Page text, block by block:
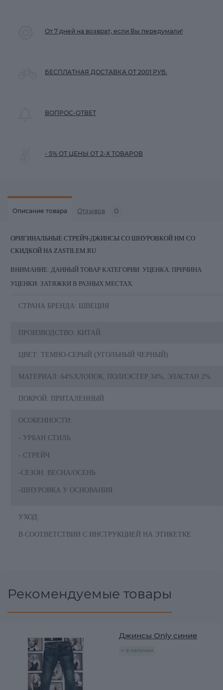
От 7 дней на возврат, если Вы передумали!
БЕСПЛАТНАЯ ДОСТАВКА ОТ 2001 РУБ.
ВОПРОС-ОТВЕТ
- 5% ОТ ЦЕНЫ ОТ 2-Х ТОВАРОВ
Описание товара Отзывов 0
ОРИГИНАЛЬНЫЕ СТРЕЙЧ-ДЖИНСЫ СО ШНУРОВКОЙ HM СО
СКИДКОЙ НА ZASTILEM.RU
ВНИМАНИЕ: ДАННЫЙ ТОВАР КАТЕГОРИИ УЦЕНКА. ПРИЧИНА
УЦЕНКИ: ЗАТЯЖКИ В РАЗНЫХ МЕСТАХ.
СТРАНА БРЕНДА: ШВЕЦИЯ
ПРОИЗВОДСТВО: КИТАЙ
ЦВЕТ: ТЕМНО-СЕРЫЙ (УГОЛЬНЫЙ ЧЕРНЫЙ)
МАТЕРИАЛ: 64%ХЛОПОК, ПОЛИЭСТЕР 34%, ЭЛАСТАН 2%
ПОКРОЙ: ПРИТАЛЕННЫЙ
ОСОБЕННОСТИ:
- УРБАН СТИЛЬ
- СТРЕЙЧ
-СЕЗОН: ВЕСНА/ОСЕНЬ
-ШНУРОВКА У ОСНОВАНИЯ
УХОД:
В СООТВЕТСТВИИ С ИНСТРУКЦИЕЙ НА ЭТИКЕТКЕ
Рекомендуемые товары
Джинсы Only синие
в наличии